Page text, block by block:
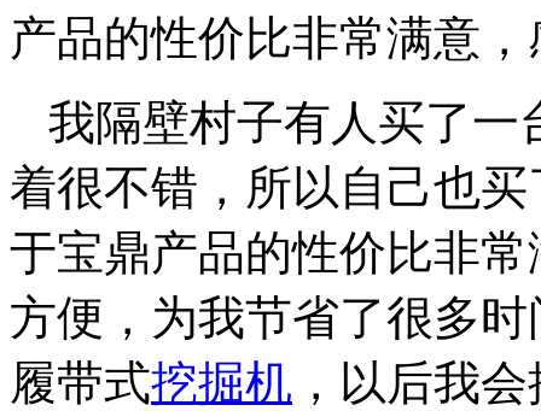
产品的性价比非常满意
我隔壁村子有人买了一
着很不错，所以自己也
于宝鼎产品的性价比非
方便，为我节省了很多
履带式挖掘机 ，以后我